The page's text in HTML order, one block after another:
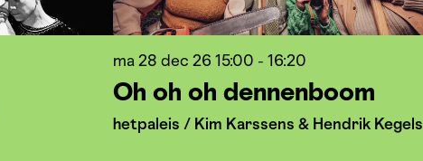
Oh oh oh dennenboom
hetpaleis / Kim Karssens & Hendrik Kegels
ma 28 dec 2615:00 - 16:20